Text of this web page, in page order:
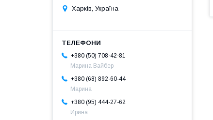
Харків, Україна
+380 (50) 708-42-81
Марина Вайбер
+380 (68) 892-60-44
Марина
+380 (95) 444-27-62
Ирина